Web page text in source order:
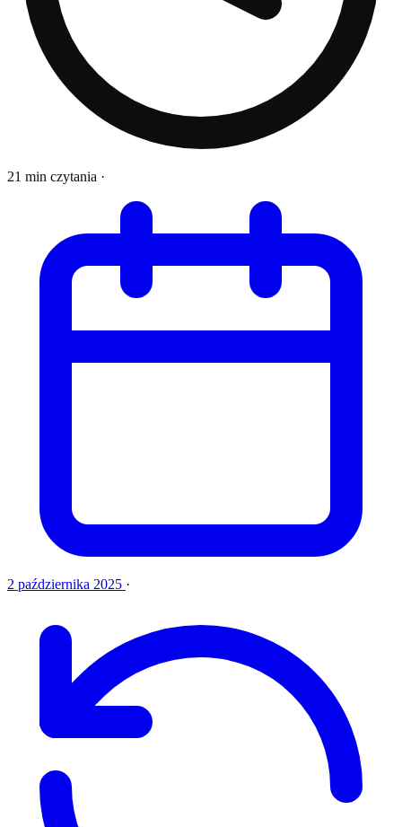
21 min czytania ·
2 października 2025 ·